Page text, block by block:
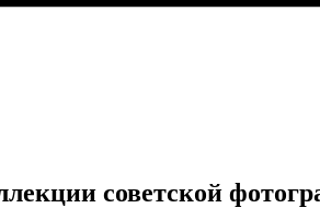
советской